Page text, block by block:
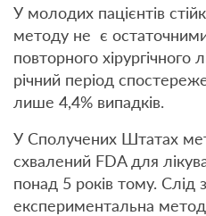
У молодих пацієнтів
методу не є
повторного хірургічного
річний період
лише 4,4% випадків.
У Сполучених Штатах
схвалений FDA для
понад 5 років тому. Слід
експериментальна